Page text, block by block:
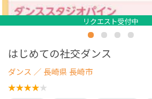
リクエスト受付中
リクエスト受付中
リクエスト受付中
リクエスト受付中
リクエスト受付中
はじめての社交ダンス
ダンス ／ 長崎県 長崎市